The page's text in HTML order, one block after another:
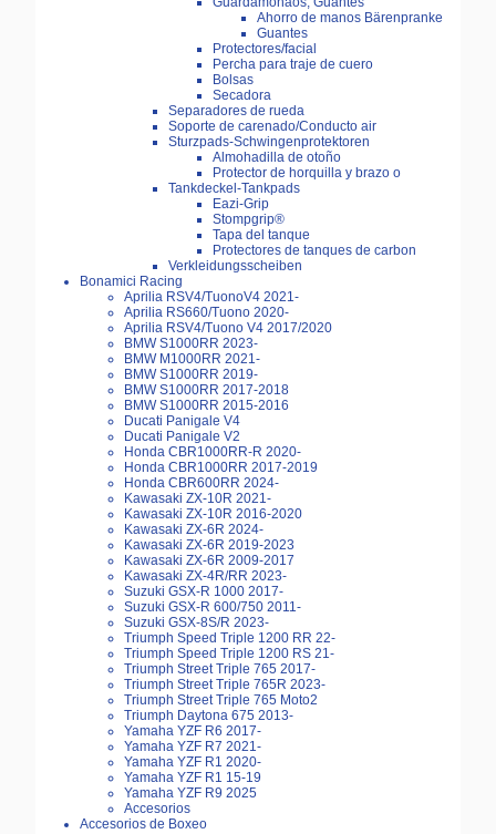
Ahorro de manos Bärenpranke
Guantes
Protectores/facial
Percha para traje de cuero
Bolsas
Secadora
Separadores de rueda
Soporte de carenado/Conducto air
Sturzpads-Schwingenprotektoren
Almohadilla de otoño
Protector de horquilla y brazo o
Tankdeckel-Tankpads
Eazi-Grip
Stompgrip®
Tapa del tanque
Protectores de tanques de carbon
Verkleidungsscheiben
Bonamici Racing
Aprilia RSV4/TuonoV4 2021-
Aprilia RS660/Tuono 2020-
Aprilia RSV4/Tuono V4 2017/2020
BMW S1000RR 2023-
BMW M1000RR 2021-
BMW S1000RR 2019-
BMW S1000RR 2017-2018
BMW S1000RR 2015-2016
Ducati Panigale V4
Ducati Panigale V2
Honda CBR1000RR-R 2020-
Honda CBR1000RR 2017-2019
Honda CBR600RR 2024-
Kawasaki ZX-10R 2021-
Kawasaki ZX-10R 2016-2020
Kawasaki ZX-6R 2024-
Kawasaki ZX-6R 2019-2023
Kawasaki ZX-6R 2009-2017
Kawasaki ZX-4R/RR 2023-
Suzuki GSX-R 1000 2017-
Suzuki GSX-R 600/750 2011-
Suzuki GSX-8S/R 2023-
Triumph Speed Triple 1200 RR 22-
Triumph Speed Triple 1200 RS 21-
Triumph Street Triple 765 2017-
Triumph Street Triple 765R 2023-
Triumph Street Triple 765 Moto2
Triumph Daytona 675 2013-
Yamaha YZF R6 2017-
Yamaha YZF R7 2021-
Yamaha YZF R1 2020-
Yamaha YZF R1 15-19
Yamaha YZF R9 2025
Accesorios
Accesorios de Boxeo